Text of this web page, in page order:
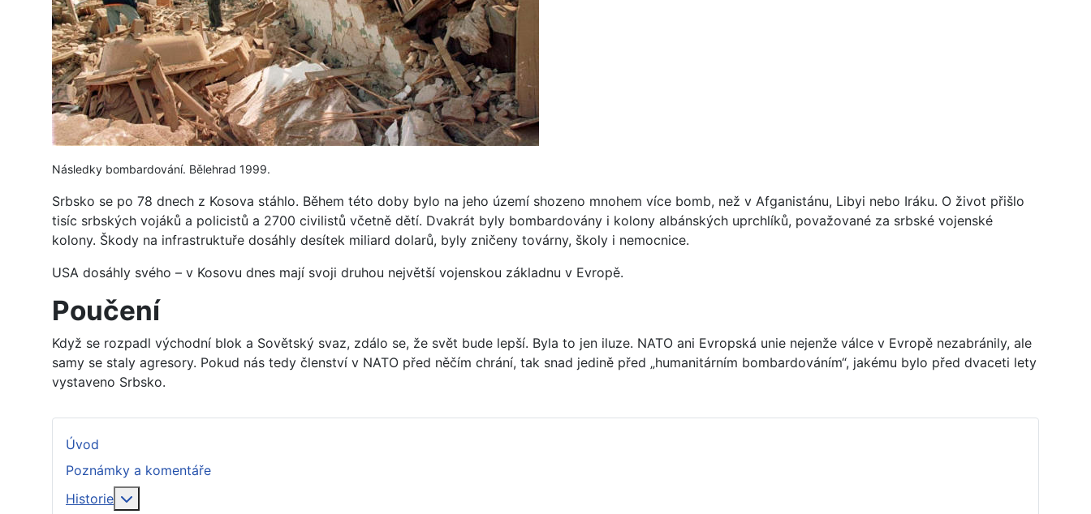
Následky bombardování. Bělehrad 1999.
Srbsko se po 78 dnech z Kosova stáhlo. Během této doby bylo na jeho území shozeno mnohem více bomb, než v Afganistánu, Libyi nebo Iráku. O život přišlo
tisíc srbských vojáků a policistů a 2700 civilistů včetně dětí. Dvakrát byly bombardovány i kolony albánských uprchlíků, považované za srbské vojenské
kolony. Škody na infrastruktuře dosáhly desítek miliard dolarů, byly zničeny továrny, školy i nemocnice.
USA dosáhly svého – v Kosovu dnes mají svoji druhou největší vojenskou základnu v Evropě.
Poučení
Když se rozpadl východní blok a Sovětský svaz, zdálo se, že svět bude lepší. Byla to jen iluze. NATO ani Evropská unie nejenže válce v Evropě nezabránily, ale
samy se staly agresory. Pokud nás tedy členství v NATO před něčím chrání, tak snad jedině před „humanitárním bombardováním“, jakému bylo před dvaceti lety
vystaveno Srbsko.
Úvod
Poznámky a komentáře
Historie